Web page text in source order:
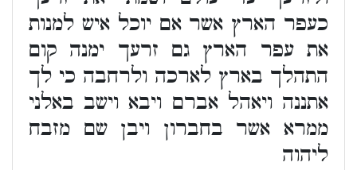
כעפר הארץ אשר אם יוכל איש למנות
את עפר הארץ גם זרעך ימנה קום
התהלך בארץ לארכה ולרחבה כי לך
אתננה ויאהל אברם ויבא וישב באלני
ממרא אשר בחברון ויבן שם מזבח
ליהוה